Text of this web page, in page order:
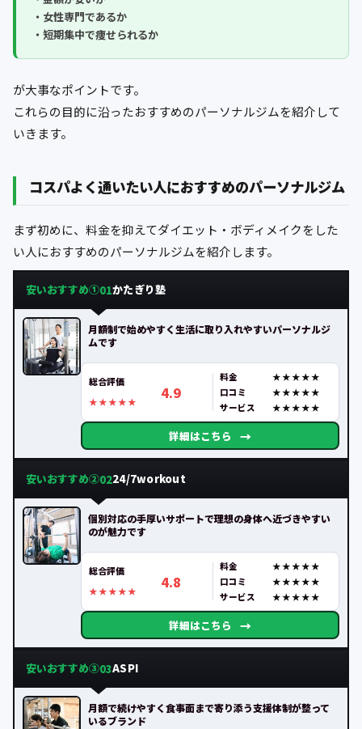
・女性専門であるか
・短期集中で痩せられるか
が大事なポイントです。
これらの目的に沿ったおすすめのパーソナルジムを紹介して
いきます。
コスパよく通いたい人におすすめのパーソナルジム
まず初めに、料金を抑えてダイエット・ボディメイクをした
い人におすすめのパーソナルジムを紹介します。
安いおすすめ①01かたぎり塾
月額制で始めやすく生活に取り入れやすいパーソナルジ
ムです
総合評価
4.9
料金
口コミ
サービス
詳細はこちら →
安いおすすめ②0224/7workout
個別対応の手厚いサポートで理想の身体へ近づきやすい
のが魅力です
総合評価
4.8
料金
口コミ
サービス
詳細はこちら →
安いおすすめ③03ASPI
月額で続けやすく食事面まで寄り添う支援体制が整って
いるブランド